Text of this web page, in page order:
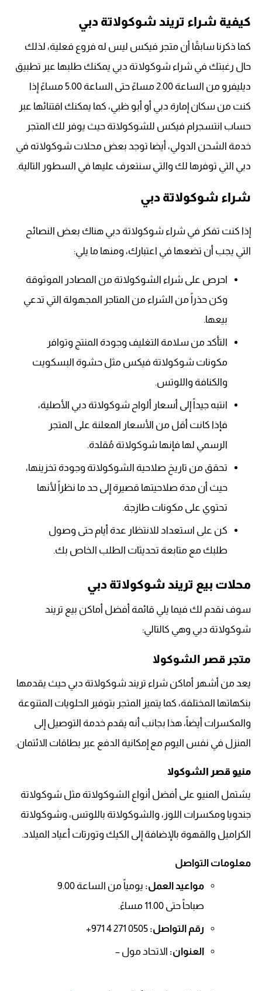
كيفية شراء تريند شوكولاتة دبي
كما ذكرنا سابقًا أن متجر فيكس ليس له فروع فعلية، لذلك
حال رغبتك في شراء شوكولاتة دبي يمكنك طلبها عبر تطبيق
ديليفرو من الساعة 2.00 مساءً حتى الساعة 5.00 مساءً إذا
كنت من سكان إمارة دبي أو أبو ظبي، كما يمكنك اقتنائها عبر
حساب انتسجرام فيكس للشوكولاتة حيث يوفر لك المتجر
خدمة الشحن الدولي، أيضا توجد بعض محلات شوكولاته في
دبي التي توفرها لك والتي سنتعرف عليها في السطور التالية.
شراء شوكولاتة دبي
إذا كنت تفكر في شراء شوكولاتة دبي هناك بعض النصائح
التي يجب أن تضعها في اعتبارك، ومنها ما يلي:
احرص على شراء الشوكولاتة من المصادر الموثوقة
وكن حذراً من الشراء من المتاجر المجهولة التي تدعي
بيعها.
التأكد من سلامة التغليف وجودة المنتج وتوافر
مكونات شوكولاتة فيكس مثل حشوة البسكويت
والكنافة واللوتس.
انتبه جيداً إلى أسعار ألواح شوكولاتة دبي الأصلية،
فإذا كانت أقل من الأسعار المعلنة على المتجر
الرسمي لها فإنها شوكولاتة مُقلدة.
تحقق من تاريخ صلاحية الشوكولاتة وجودة تخزينها،
حيث أن مدة صلاحيتها قصيرة إلى حد ما نظراً لأنها
تحتوي على مكونات طازجة.
كن على استعداد للانتظار عدة أيام حتى وصول
طلبك مع متابعة تحديثات الطلب الخاص بك.
محلات بيع تريند شوكولاتة دبي
سوف نقدم لك فيما يلي قائمة أفضل أماكن بيع تريند
شوكولاتة دبي وهي كالتالي:
متجر قصر الشوكولا
يعد من أشهر أماكن شراء تريند شوكولاتة دبي حيث يقدمها
بنكهاتها المختلفة، كما يتميز المتجر بتوفير الحلويات المتنوعة
والمكسرات أيضاً، هذا بجانب أنه يقدم خدمة التوصيل إلى
المنزل في نفس اليوم مع إمكانية الدفع عبر بطاقات الائتمان.
منيو قصر الشوكولا
يشتمل المنيو على أفضل أنواع الشوكولاتة مثل شوكولاتة
جندويا ومكسرات اللوز، والشوكولاتة باللوتس، وشوكولاتة
الكراميل والقهوة بالإضافة إلى الكيك وتورتات أعياد الميلاد.
معلومات التواصل
مواعيد العمل:
يومياً من الساعة 9.00
صباحاً حتى 11.00 مساءً.
رقم التواصل: 0505 271 4 971+
العنوان: الاتحاد مول –